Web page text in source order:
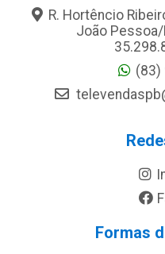
R. Hortêncio
João Pessoa/
(83)
Formas